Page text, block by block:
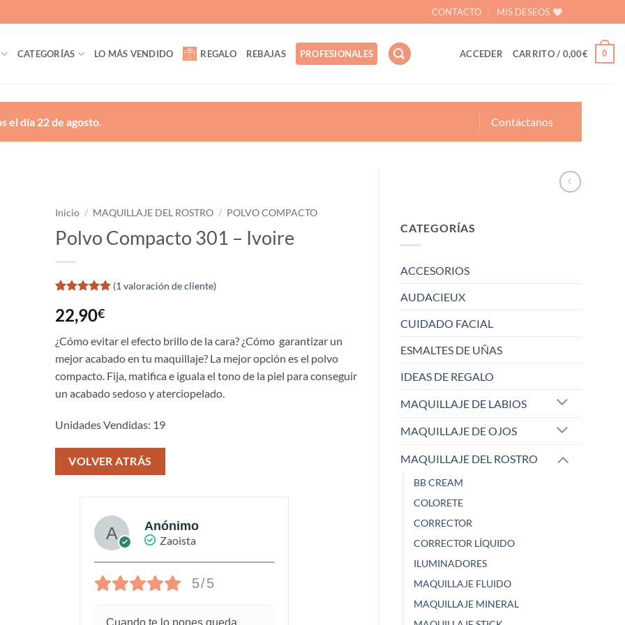
CONTACTO MIS DESEOS
CATEGORÍAS LO MÁS VENDIDO REGALO REBAJAS PROFESIONALES ACCEDER CARRITO / 0,00€ 0
Contáctanos
el día 22 de agosto.
CATEGORÍAS
ACCESORIOS
AUDACIEUX
CUIDADO FACIAL
ESMALTES DE UÑAS
IDEAS DE REGALO
MAQUILLAJE DE LABIOS
MAQUILLAJE DE OJOS
MAQUILLAJE DEL ROSTRO
BB CREAM
COLORETE
CORRECTOR
CORRECTOR LÍQUIDO
ILUMINADORES
MAQUILLAJE FLUIDO
MAQUILLAJE MINERAL
Inicio / MAQUILLAJE DEL ROSTRO / POLVO COMPACTO
Polvo Compacto 301 – Ivoire
con 5de 5
en base a
valoración
de un
cliente
(1 valoración de cliente)
22,90€
¿Cómo evitar el efecto brillo de la cara? ¿Cómo garantizar un
mejor acabado en tu maquillaje? La mejor opción es el polvo
compacto. Fija, matifica e iguala el tono de la piel para conseguir
un acabado sedoso y aterciopelado.
Unidades Vendidas: 19
VOLVER ATRÁS
Anónimo
Zaoista
5/5
Cuando te lo pones queda
ELISABETH L.
Zaoista
5/5
¡Este sacapuntas es una